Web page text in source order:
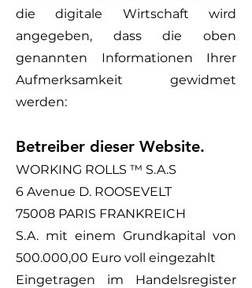
die digitale Wirtschaft wird
angegeben, dass die oben
genannten Informationen Ihrer
Aufmerksamkeit gewidmet
werden:
Betreiber dieser Website.
WORKING ROLLS ™ S.A.S
6 Avenue D. ROOSEVELT
75008 PARIS FRANKREICH
S.A. mit einem Grundkapital von
500.000,00 Euro voll eingezahlt
Eingetragen im Handelsregister